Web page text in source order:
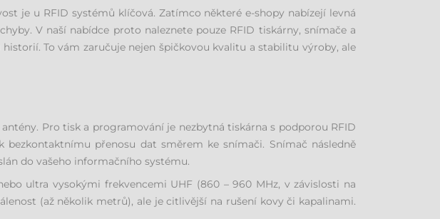
je u RFID systémů klíčová. Zatímco některé e-shopy nabízejí levná
V naší nabídce proto naleznete pouze RFID tiskárny, snímače a
To vám zaručuje nejen špičkovou kvalitu a stabilitu výroby, ale
Pro tisk a programování je nezbytná tiskárna s podporou RFID
přenosu dat směrem ke snímači. Snímač následně
do vašeho informačního systému.
ultra vysokými frekvencemi UHF (860 – 960 MHz, v závislosti na
(až několik metrů), ale je citlivější na rušení kovy či kapalinami.